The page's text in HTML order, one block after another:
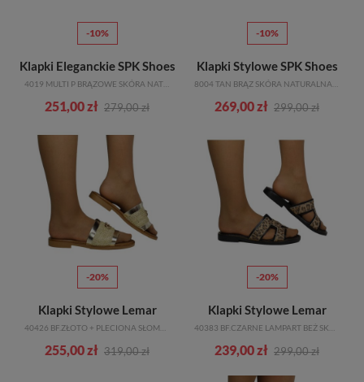
-10%
Klapki Eleganckie SPK Shoes
4019 MULTI P BRĄZOWE SKÓRA NATURALNA_TN
251,00 zł 279,00 zł
-10%
Klapki Stylowe SPK Shoes
269,00 zł 299,00 zł
-20%
Klapki Stylowe Lemar
255,00 zł 319,00 zł
-20%
Klapki Stylowe Lemar
239,00 zł 299,00 zł